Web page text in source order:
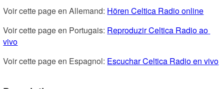
Voir cette page en Allemand: Hören Celtica Radio online
Voir cette page en Portugais: Reproduzir Celtica Radio ao
vivo
Voir cette page en Espagnol: Escuchar Celtica Radio en vivo